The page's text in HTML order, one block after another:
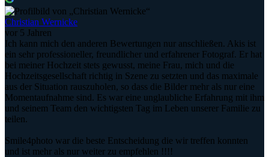
Christian Wernicke
vor 5 Jahren
Ich kann mich den anderen Bewertungen nur anschließen. Akis ist
ein sehr professioneller, freundlicher und erfahrener Fotograf. Er hat
bei meiner Hochzeit stets gewusst, meine Frau, mich und die
Hochzeitsgesellschaft richtig in Szene zu setzten und das maximale
aus der Situation rauszuholen, so dass die Bilder mehr als nur eine
Momentaufnahme sind. Es war eine unglaubliche Erfahrung mit ihm
und seinem Team den wichtigsten Tag im Leben unserer Familie zu
teilen.
Smile4photo war die beste Entscheidung die wir treffen konnten
und ist mehr als nur weiter zu empfehlen !!!!